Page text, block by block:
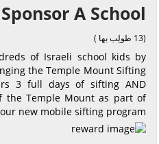
Sponsor A School
(13 طولِب بها )
of Israeli school kids by
the Temple Mount Sifting
3 full days of sifting AND
the Temple Mount as part of
our new mobile sifting program.